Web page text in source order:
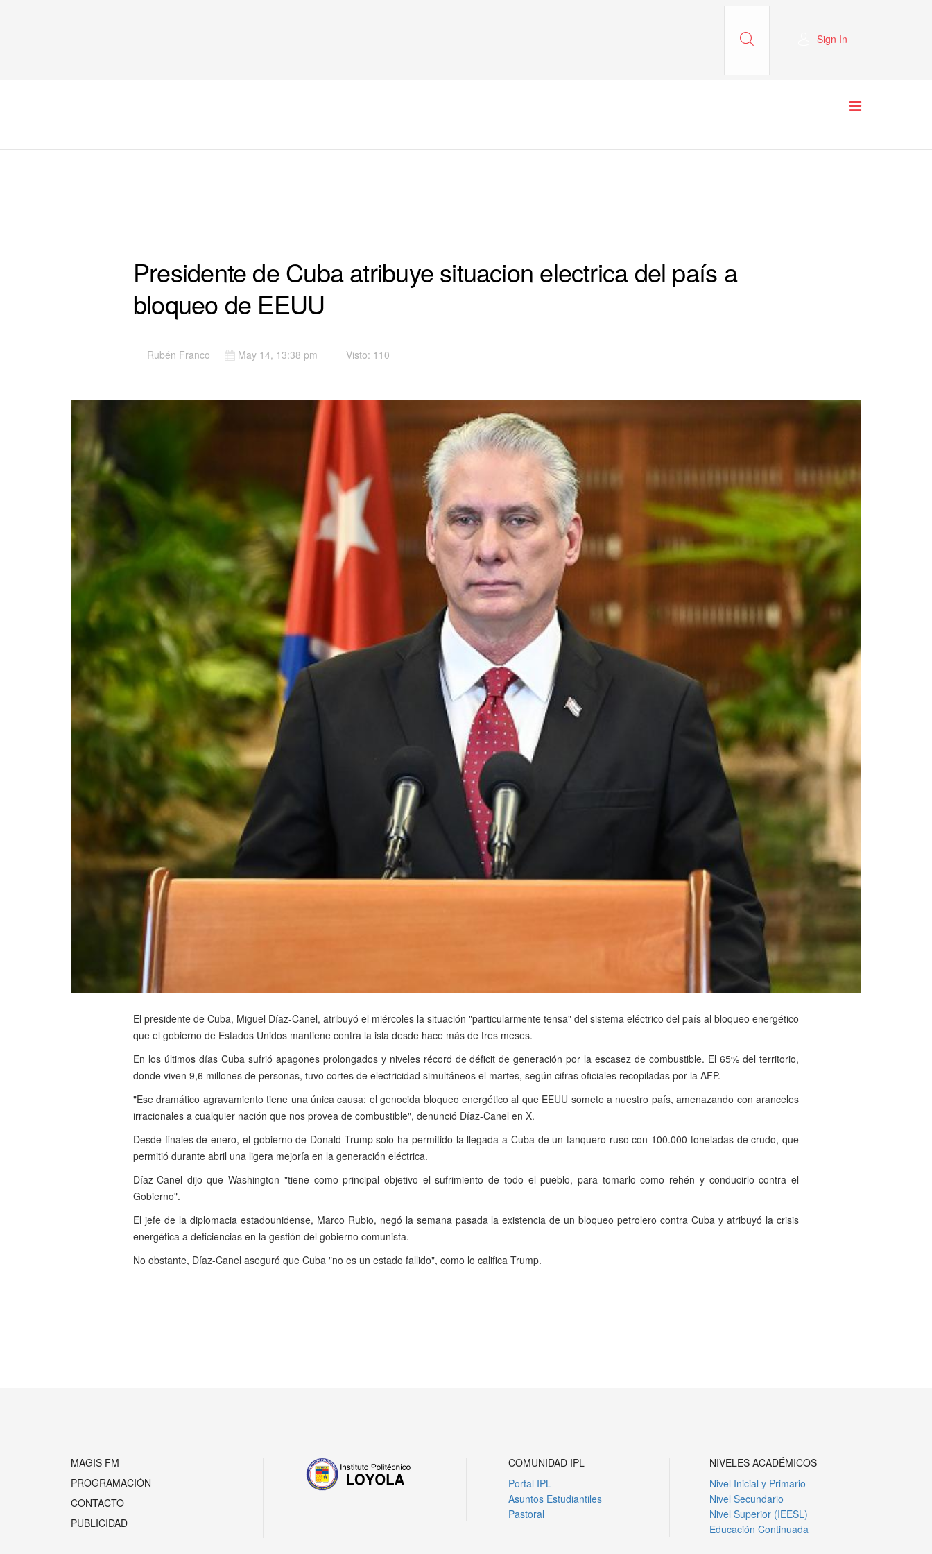
Sign In
Presidente de Cuba atribuye situacion electrica del país a
bloqueo de EEUU
Rubén Franco May 14, 13:38 pm Visto: 110
El presidente de Cuba, Miguel Díaz-Canel, atribuyó el miércoles la situación "particularmente tensa" del sistema eléctrico del país al bloqueo energético
que el gobierno de Estados Unidos mantiene contra la isla desde hace más de tres meses.
En los últimos días Cuba sufrió apagones prolongados y niveles récord de déficit de generación por la escasez de combustible. El 65% del territorio,
donde viven 9,6 millones de personas, tuvo cortes de electricidad simultáneos el martes, según cifras oficiales recopiladas por la AFP.
"Ese dramático agravamiento tiene una única causa: el genocida bloqueo energético al que EEUU somete a nuestro país, amenazando con aranceles
irracionales a cualquier nación que nos provea de combustible", denunció Díaz-Canel en X.
Desde finales de enero, el gobierno de Donald Trump solo ha permitido la llegada a Cuba de un tanquero ruso con 100.000 toneladas de crudo, que
permitió durante abril una ligera mejoría en la generación eléctrica.
Díaz-Canel dijo que Washington "tiene como principal objetivo el sufrimiento de todo el pueblo, para tomarlo como rehén y conducirlo contra el
Gobierno".
El jefe de la diplomacia estadounidense, Marco Rubio, negó la semana pasada la existencia de un bloqueo petrolero contra Cuba y atribuyó la crisis
energética a deficiencias en la gestión del gobierno comunista.
No obstante, Díaz-Canel aseguró que Cuba "no es un estado fallido", como lo califica Trump.
MAGIS FM
PROGRAMACIÓN
CONTACTO
PUBLICIDAD
COMUNIDAD IPL
Portal IPL
Asuntos Estudiantiles
Pastoral
NIVELES ACADÉMICOS
Nivel Inicial y Primario
Nivel Secundario
Nivel Superior (IEESL)
Educación Continuada